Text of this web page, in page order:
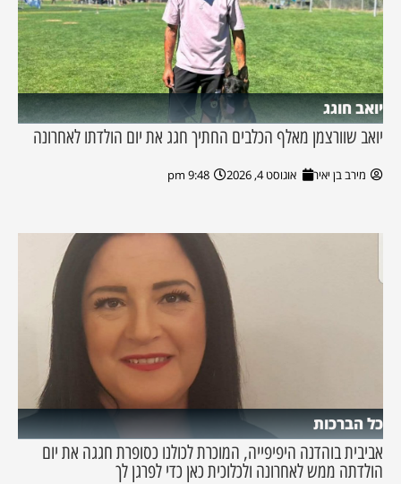
יואב חוגג
יואב שוורצמן מאלף הכלבים החתיך חגג את יום הולדתו לאחרונה
מירב בן יאיר אוגוסט 4, 2026 9:48 pm
כל הברכות
אביבית בוהדנה היפיפייה, המוכרת לכולנו כסופרת חגגה את יום
הולדתה ממש לאחרונה ולכלוכית כאן כדי לפרגן לך